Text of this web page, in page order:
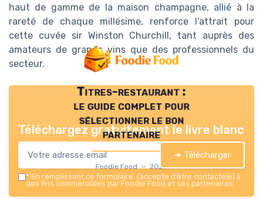
haut de gamme de la maison champagne, allié à la
rareté de chaque millésime, renforce l’attrait pour
cette cuvée sir Winston Churchill, tant auprès des
amateurs de grands vins que des professionnels du
secteur.
Titres-restaurant :
le guide complet pour
sélectionner le bon
partenaire
Foodie Food — 2026
Téléchargez gratuitement le livre blanc
➔ Télécharger
* En remplissant ce formulaire, j’accepte d’être contacté(e) à
des fins commerciales par Foodie Food et ses partenaires.